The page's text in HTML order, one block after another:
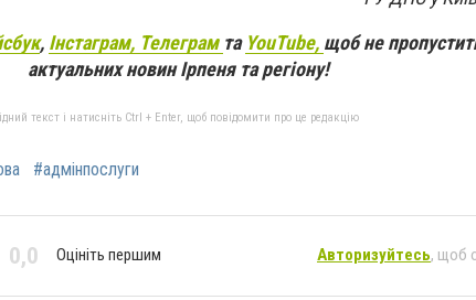
, Інстаграм, Телеграм та YouTube, щоб не
актуальних новин Ірпеня та регіону!
текст і натисніть Ctrl + Enter, щоб повідомити про це редакцію
#адмінпослуги
0,0 Оцініть першим Авторизуйтесь, щоб